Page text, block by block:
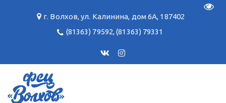
г. Волхов,ул. Калинина, дом 6А, 187402
(81363) 79592,(81363) 79331